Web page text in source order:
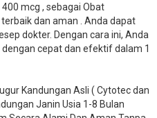
mcg , sebagai Obat
dan aman . Anda dapat
dokter. Dengan cara ini, Anda
cepat dan efektif dalam 1
Kandungan Asli ( Cytotec dan
Janin Usia 1-8 Bulan